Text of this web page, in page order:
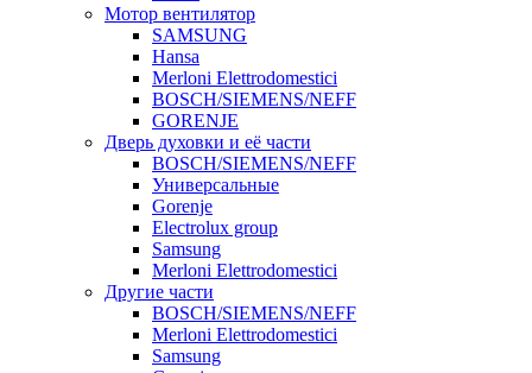
Мотор вентилятор
SAMSUNG
Hansa
Merloni Elettrodomestici
BOSCH/SIEMENS/NEFF
GORENJE
Дверь духовки и её части
BOSCH/SIEMENS/NEFF
Универсальные
Gorenje
Electrolux group
Samsung
Merloni Elettrodomestici
Другие части
BOSCH/SIEMENS/NEFF
Merloni Elettrodomestici
Samsung